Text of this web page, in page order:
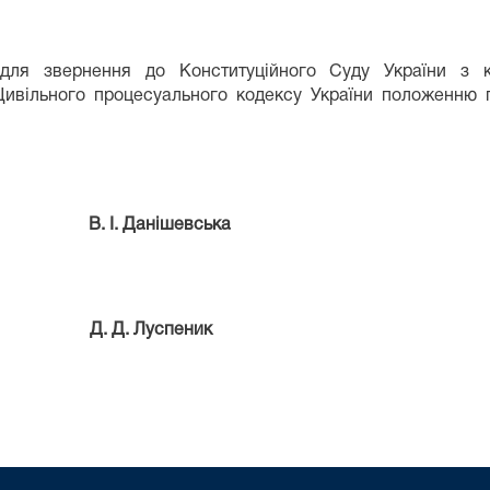
для звернення до Конституційного Суду України з
процесуального кодексу України положенню
Данішевська
Д. Луспеник